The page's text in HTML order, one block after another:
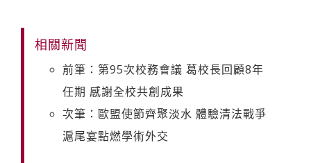
相關新聞
前筆：第95次校務會議 葛校長回顧8年
任期 感謝全校共創成果
次筆：歐盟使節齊聚淡水 體驗清法戰爭
滬尾宴點燃學術外交